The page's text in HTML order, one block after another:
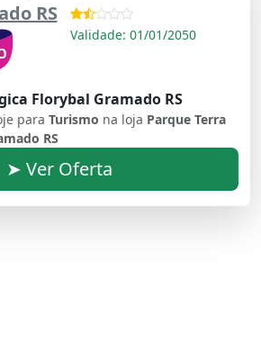
RS
Validade: 01/01/2050
Florybal Gramado RS
para Turismo na loja Parque Terra
RS
➤ Ver Oferta